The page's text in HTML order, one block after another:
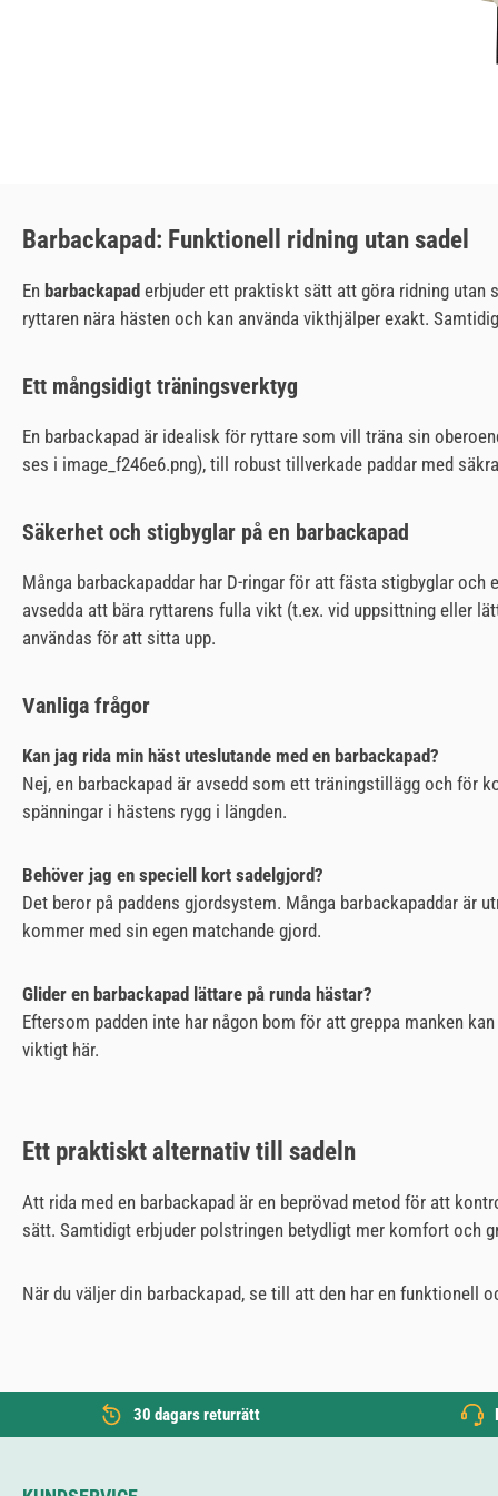
Barbackapad: Funktionell ridning utan sadel
En barbackapad erbjuder ett praktiskt sätt att göra ridning utan
ryttaren nära hästen och kan använda vikthjälper exakt.
Ett mångsidigt träningsverktyg
En barbackapad är idealisk för ryttare som vill träna sin
ses i image_f246e6.png), till robust tillverkade paddar med
Säkerhet och stigbyglar på en barbackapad
Många barbackapaddar har D-ringar för att fästa stigbyglar
avsedda att bära ryttarens fulla vikt (t.ex. vid uppsittning eller
användas för att sitta upp.
Vanliga frågor
Kan jag rida min häst uteslutande med en barbackapad?
Nej, en barbackapad är avsedd som ett träningstillägg och för
spänningar i hästens rygg i längden.
Behöver jag en speciell kort sadelgjord?
Det beror på paddens gjordsystem. Många barbackapaddar är
kommer med sin egen matchande gjord.
Glider en barbackapad lättare på runda hästar?
Eftersom padden inte har någon bom för att greppa manken
viktigt här.
Ett praktiskt alternativ till sadeln
Att rida med en barbackapad är en beprövad metod för att
sätt. Samtidigt erbjuder polstringen betydligt mer komfort och
När du väljer din barbackapad, se till att den har en funktionell
30 dagars returrätt